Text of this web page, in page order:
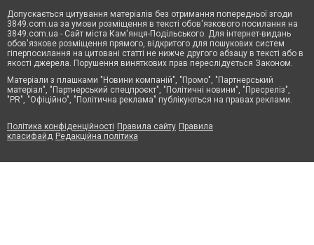
Допускається цитування матеріалів без отримання попередньої згоди
3849.com.ua за умови розміщення в тексті обов'язкового посилання на
3849.com.ua - Сайт міста Кам'янця-Подільського. Для інтернет-видань
обов'язкове розміщення прямого, відкритого для пошукових систем
гіперпосилання на цитовані статті не нижче другого абзацу в тексті або в
якості джерела. Порушення виняткових прав переслідується Законом.
Матеріали з плашками "Новини компаній", "Промо", "Партнерський
матеріал", "Партнерський спецпроєкт", "Політичні новини", "Пресреліз",
"PR", "Офіційно", "Політична реклама" публікуються на правах реклами.
Політика конфіденційності Правила сайту Правила
класифайд Редакційна політика